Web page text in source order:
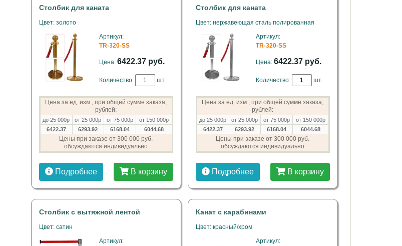
Столбик для каната
Цвет: золото
Артикул:
TR-320-SS
Цена: 6422.37 руб.
Количество: шт.
Цена за ед. изм., при общей сумме заказа,
рублей:
до 25 000р от 25 000р от 75 000р
от 150 000р
6422.37
6293.92 6168.04 6044.68
Цены при заказе от 300 000 руб.
обсуждаются индивидуально
Подробнее В корзину
Столбик для каната
Цвет: нержавеющая сталь полированная
Артикул:
TR-320-SS
Цена: 6422.37 руб.
Количество: шт.
Цена за ед. изм., при общей сумме заказа,
рублей:
до 25 000р от 25 000р от 75 000р
от 150 000р
6422.37
6293.92 6168.04 6044.68
Цены при заказе от 300 000 руб.
обсуждаются индивидуально
Подробнее В корзину
Столбик с вытяжной лентой
Цвет: сатин
Артикул:
Канат с карабинами
Цвет: красный/хром
Артикул: